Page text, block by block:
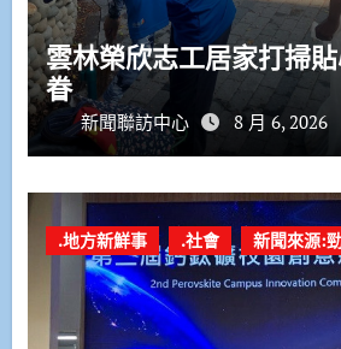
雲林榮欣志工居家打掃
眷
新聞聯訪中心 8 月 6, 2026
.地方新鮮事 .社會 新聞來源: